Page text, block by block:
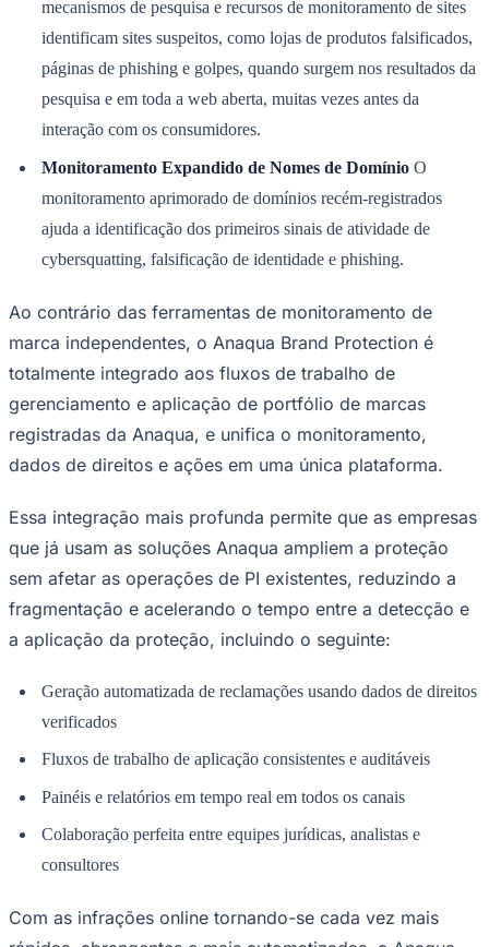
Corinthians
mecanismos de pesquisa e recursos de monitoramento de sites
identificam sites suspeitos, como lojas de produtos falsificados,
páginas de phishing e golpes, quando surgem nos resultados da
pesquisa e em toda a web aberta, muitas vezes antes da
interação com os consumidores.
Monitoramento Expandido de Nomes de DomínioO
monitoramento aprimorado de domínios recém-registrados
ajuda a identificação dos primeiros sinais de atividade de
cybersquatting, falsificação de identidade e phishing.
Ao contrário das ferramentas de monitoramento de
marca independentes, o Anaqua Brand Protection é
totalmente integrado aos fluxos de trabalho de
gerenciamento e aplicação de portfólio de marcas
registradas da Anaqua, e unifica o monitoramento,
dados de direitos e ações em uma única plataforma.
Essa integração mais profunda permite que as empresas
que já usam as soluções Anaqua ampliem a proteção
sem afetar as operações de PI existentes, reduzindo a
fragmentação e acelerando o tempo entre a detecção e
a aplicação da proteção, incluindo o seguinte:
Geração automatizada de reclamações usando dados de direitos
verificados
Fluxos de trabalho de aplicação consistentes e auditáveis
Painéis e relatórios em tempo real em todos os canais
Colaboração perfeita entre equipes jurídicas, analistas e
consultores
Com as infrações online tornando-se cada vez mais